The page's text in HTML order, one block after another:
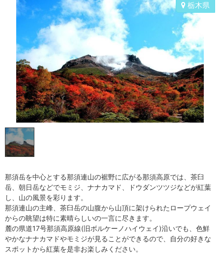
栃木県
那須岳を中心とする那須連山の裾野に広がる那須高原では、茶臼
岳、朝日岳などでモミジ、ナナカマド、ドウダンツツジなどが紅葉
し、山の風景を彩ります。
那須連山の主峰、茶臼岳の山腹から山頂に架けられたロープウェイ
からの眺望は特に素晴らしいの一言に尽きます。
麓の県道17号那須高原線(旧ボルケーノハイウェイ)沿いでも、色鮮
やかなナナカマドやモミジが見ることができるので、自分の好きな
スポットから紅葉を是非お楽しみください。